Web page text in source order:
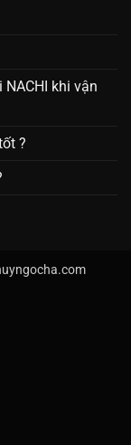
khi vận
?